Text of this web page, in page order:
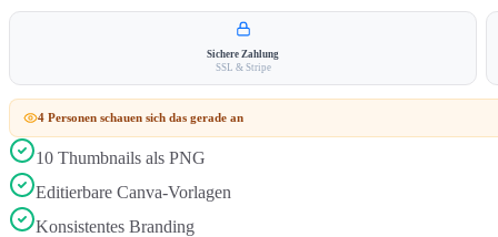
Sichere Zahlung
SSL & Stripe
4 Personen schauen sich das gerade an
10 Thumbnails als PNG
Editierbare Canva-Vorlagen
Konsistentes Branding